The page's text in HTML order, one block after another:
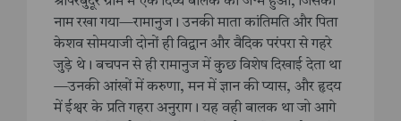
नाम रखा गया—रामानुज। उनकी माता कांतिमति और पिता
केशव सोमयाजी दोनों ही विद्वान और वैदिक परंपरा से गहरे
जुड़े थे। बचपन से ही रामानुज में कुछ विशेष दिखाई देता था
—उनकी आंखों में करुणा, मन में ज्ञान की प्यास, और हृदय
में ईश्वर के प्रति गहरा अनुराग। यह वही बालक था जो आगे